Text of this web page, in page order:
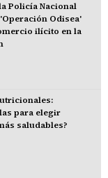
Policía Nacional
Odisea'
ilícito en la
para elegir
saludables?